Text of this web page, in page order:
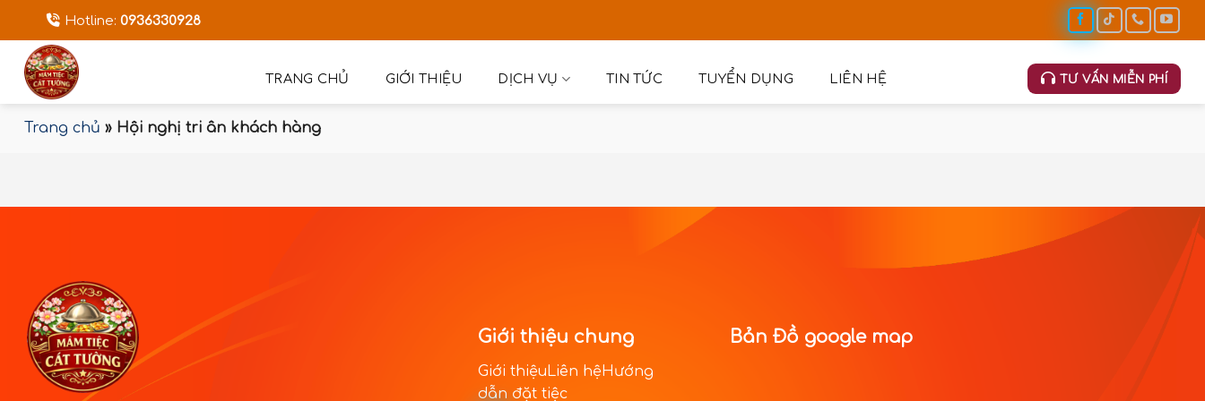
dung
Hotline: 0936330928
TRANG CHỦ GIỚI THIỆU DỊCH VỤ TIN TỨC TUYỂN DỤNG LIÊN HỆ TƯ VẤN MIỄN PHÍ
Trang chủ » Hội nghị tri ân khách hàng
Giới thiệu chung
Giới thiệuLiên hệHướng
dẫn đặt tiệc
Bản Đồ google map